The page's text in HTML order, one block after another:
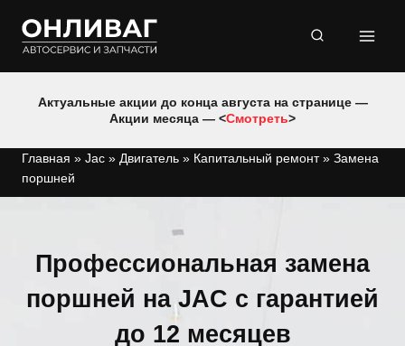
содержимому
Актуальные акции до конца августа на странице —
Акции месяца — <Смотреть>
Главная » Jac » Двигатель » Капитальный ремонт» Замена
поршней
Профессиональная замена
поршней на JAC с гарантией
до 12 месяцев